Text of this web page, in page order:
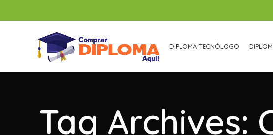
DIPLOMA TECNÓLOGO
Tag Archives: